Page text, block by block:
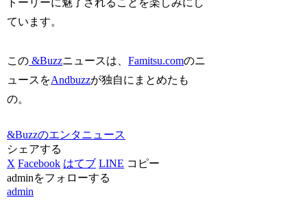
ています。
この &Buzzニュースは、Famitsu.comのニ
ュースをAndbuzzが独自にまとめたも
の。
&Buzzのエンタニュース
シェアする
X Facebook はてブ LINE コピー
adminをフォローする
admin